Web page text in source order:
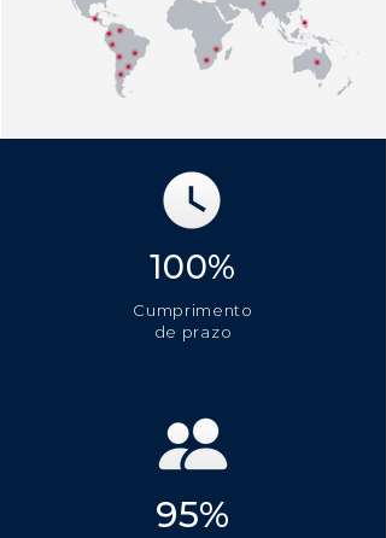
100%
Cumprimento
de prazo
95%